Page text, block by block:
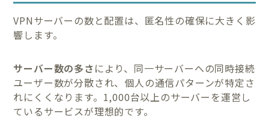
VPNサーバーの数と配置は、匿名性の確保に大きく影
響します。
サーバー数の多さ により、同一サーバーへの同時接続
ユーザー数が分散され、個人の通信パターンが特定さ
れにくくなります。1,000台以上のサーバーを運営し
ているサービスが理想的です。